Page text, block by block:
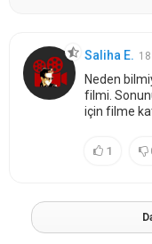
Saliha E.
Neden
filmi.
için filme
1